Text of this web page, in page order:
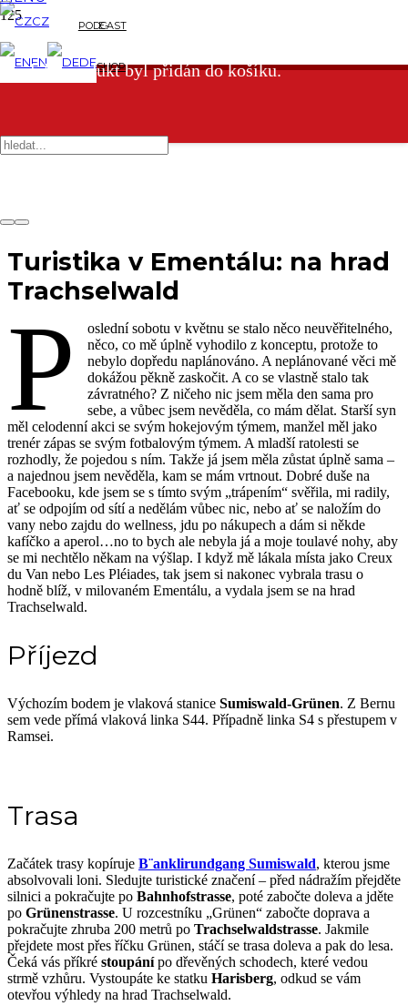
CZ
EN DE
PODCAST
E-
SHOP
Produkt produkt byl přidán do košíku.
Turistika v Ementálu: na hrad
Trachselwald
P
oslední sobotu v květnu se stalo něco neuvěřitelného,
něco, co mě úplně vyhodilo z konceptu, protože to
nebylo dopředu naplánováno. A neplánované věci mě
dokážou pěkně zaskočit. A co se vlastně stalo tak
závratného? Z ničeho nic jsem měla den sama pro
sebe, a vůbec jsem nevěděla, co mám dělat. Starší syn
měl celodenní akci se svým hokejovým týmem, manžel měl jako
trenér zápas se svým fotbalovým týmem. A mladší ratolesti se
rozhodly, že pojedou s ním. Takže já jsem měla zůstat úplně sama –
a najednou jsem nevěděla, kam se mám vrtnout. Dobré duše na
Facebooku, kde jsem se s tímto svým „trápením“ svěřila, mi radily,
ať se odpojím od sítí a nedělám vůbec nic, nebo ať se naložím do
vany nebo zajdu do wellness, jdu po nákupech a dám si někde
kafíčko a aperol…no to bych ale nebyla já a moje toulavé nohy, aby
se mi nechtělo někam na výšlap. I když mě lákala místa jako Creux
du Van nebo Les Pléiades, tak jsem si nakonec vybrala trasu o
hodně blíž, v milovaném Ementálu, a vydala jsem se na hrad
Trachselwald.
Příjezd
Výchozím bodem je vlaková stanice Sumiswald-Grünen. Z Bernu
sem vede přímá vlaková linka S44. Případně linka S4 s přestupem v
Ramsei.
Trasa
Začátek trasy kopíruje B¨anklirundgang Sumiswald, kterou jsme
absolvovali loni. Sledujte turistické značení – před nádražím přejděte
silnici a pokračujte po Bahnhofstrasse, poté zabočte doleva a jděte
po Grünenstrasse. U rozcestníku „Grünen“ zabočte doprava a
pokračujte zhruba 200 metrů po Trachselwaldstrasse. Jakmile
přejdete most přes říčku Grünen, stáčí se trasa doleva a pak do lesa.
Čeká vás příkré stoupánípo dřevěných schodech, které vedou
strmě vzhůru. Vystoupáte ke statku Harisberg, odkud se vám
otevřou výhledy na hrad Trachselwald.